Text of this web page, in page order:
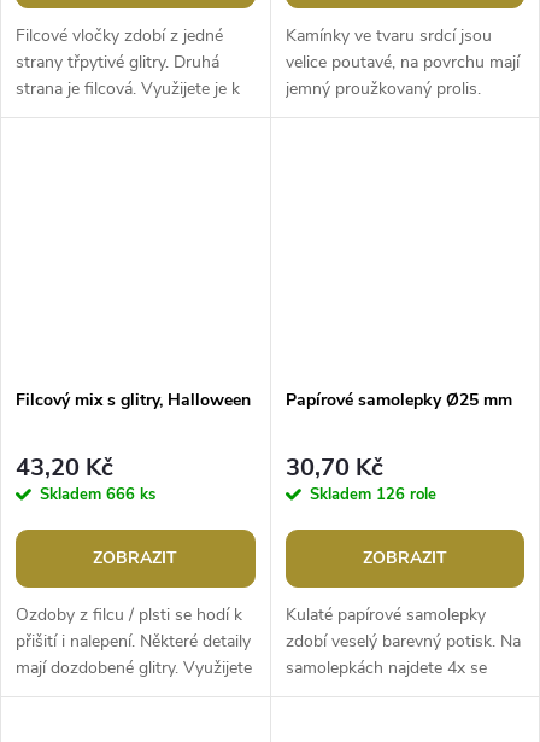
Filcové vločky zdobí z jedné
strany třpytivé glitry. Druhá
strana je filcová. Využijete je k
aranžování, např. svátečního
Kamínky ve tvaru srdcí jsou
velice poutavé, na povrchu mají
jemný proužkovaný prolis.
Všechny jsou nalepené na
Filcový mix s glitry, Halloween
43,20 Kč
Skladem 666 ks
ZOBRAZIT
Ozdoby z filcu / plsti se hodí k
přišití i nalepení. Některé detaily
mají dozdobené glitry. Využijete
je v mnoha výtvarných
Papírové samolepky Ø25 mm
30,70 Kč
Skladem 126 role
ZOBRAZIT
Kulaté papírové samolepky
zdobí veselý barevný potisk. Na
samolepkách najdete 4x se
opakující motiv. Využijete je na